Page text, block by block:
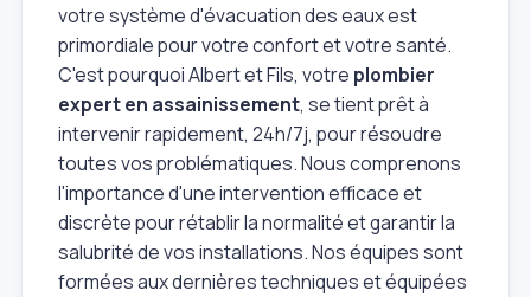
votre système d'évacuation des eaux est
primordiale pour votre confort et votre santé.
C'est pourquoi Albert et Fils, votre plombier
expert en assainissement, se tient prêt à
intervenir rapidement, 24h/7j, pour résoudre
toutes vos problématiques. Nous comprenons
l'importance d'une intervention efficace et
discrète pour rétablir la normalité et garantir la
salubrité de vos installations. Nos équipes sont
formées aux dernières techniques et équipées